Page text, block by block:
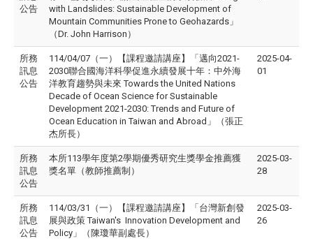
公告
with Landslides: Sustainable Development of
Mountain Communities Prone to Geohazards」
（Dr. John Harrison）
所務
訊息
公告
114/04/07（一）【課程邀請講座】「邁向2021-
2030聯合國海洋科學促進永續發展十年：中外海
洋教育趨勢與未來 Towards the United Nations
Decade of Ocean Science for Sustainable
Development 2021-2030: Trends and Future of
Ocean Education in Taiwan and Abroad」（張正
杰所長）
2025-04-
01
所務
訊息
公告
本所113學年度第2學期優秀研究生獎學金推薦獲
獎名單（教師推薦制）
2025-03-
28
所務
訊息
公告
114/03/31（一）【課程邀請講座】「台灣新創發
展與政策 Taiwan's Innovation Development and
Policy」（陳瓊華副處長）
2025-03-
26